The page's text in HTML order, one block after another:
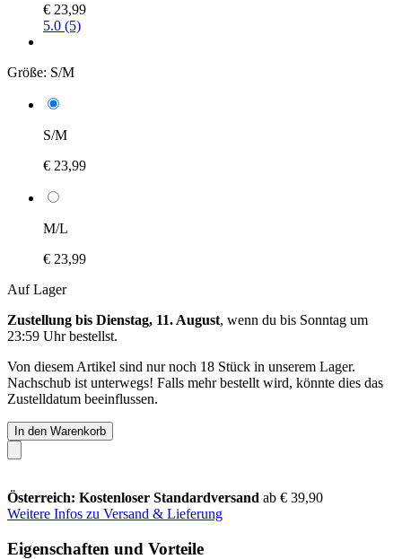
€ 23,99
5.0 (5)
Größe: S/M
S/M
€ 23,99
M/L
€ 23,99
Auf Lager
Zustellung bis Dienstag, 11. August, wenn du bis Sonntag um
23:59 Uhrbestellst.
Von diesem Artikel sind nur noch 18 Stück in unserem Lager.
Nachschub ist unterwegs! Falls mehr bestellt wird, könnte dies das
Zustelldatum beeinflussen.
In den Warenkorb
Österreich: Kostenloser Standardversand ab € 39,90
Weitere Infos zu Versand & Lieferung
Eigenschaften und Vorteile